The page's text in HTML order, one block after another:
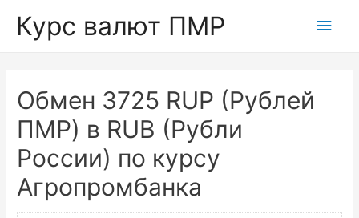
Курс валют ПМР
Обмен 3725 RUP (Рублей
ПМР) в RUB (Рубли
России) по курсу
Агропромбанка